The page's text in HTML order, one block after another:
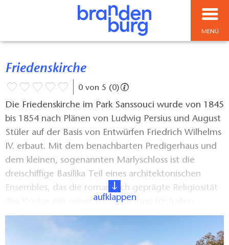
MENÜ
Friedenskirche
0 von 5 (0)
Die Friedenskirche im Park Sanssouci wurde von 1845
bis 1854 nach Plänen von Ludwig Persius und August
Stüler auf der Basis von Entwürfen Friedrich Wilhelms
IV. erbaut. Mit dem benachbarten Predigerhaus und
dem kleinen, sogenannten Marlyschloss ist die
dreischiffige Basilika Teil eines architektonischen
Ensembles, das die romantisch geprägte Religiosität
des Königs mit seiner Bewunderung für Italien
verbindet. So hat die Friedenskirche ihr Vorbild in
dem frühchristlichen Bau von San Clemente in Rom.
aufklappen